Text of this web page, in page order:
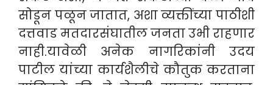
सोडून पळून जातात, अशा व्यक्तींच्या पाठीशी
दत्तवाड मतदारसंघातील जनता उभी राहणार
नाही.यावेळी अनेक नागरिकांनी उदय
पाटील यांच्या कार्यशैलीचे कौतुक करताना